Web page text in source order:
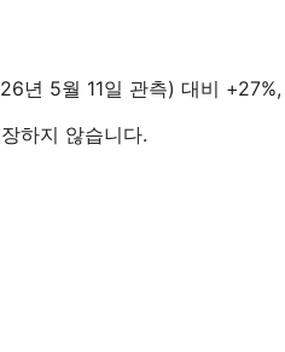
5월 11일 관측) 대비
하지 않습니다.